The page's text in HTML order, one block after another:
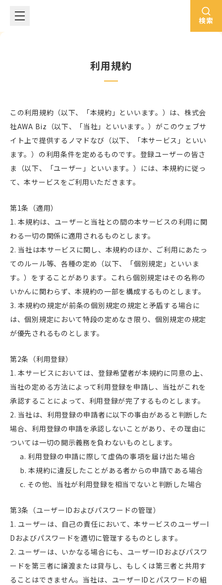
検索
利用規約
この利用規約（以下、「本規約」といいます。）は、株式会
社AWA Biz（以下、「当社」といいます。）がこのウェブサ
イト上で提供するノマドなび（以下、「本サービス」といい
ます。）の利用条件を定めるものです。登録ユーザーの皆さ
ま（以下、「ユーザー」といいます。）には、本規約に従っ
て、本サービスをご利用いただきます。
第1条（適用）
本規約は、ユーザーと当社との間の本サービスの利用に関
わる一切の関係に適用されるものとします。
当社は本サービスに関し、本規約のほか、ご利用にあたっ
てのルール等、各種の定め（以下、「個別規定」といいま
す。）をすることがあります。これら個別規定はその名称の
いかんに関わらず、本規約の一部を構成するものとします。
本規約の規定が前条の個別規定の規定と矛盾する場合に
は、個別規定において特段の定めなき限り、個別規定の規定
が優先されるものとします。
第2条（利用登録）
本サービスにおいては、登録希望者が本規約に同意の上、
当社の定める方法によって利用登録を申請し、当社がこれを
承認することによって、利用登録が完了するものとします。
当社は、利用登録の申請者に以下の事由があると判断した
場合、利用登録の申請を承認しないことがあり、その理由に
ついては一切の開示義務を負わないものとします。
利用登録の申請に際して虚偽の事項を届け出た場合
本規約に違反したことがある者からの申請である場合
その他、当社が利用登録を相当でないと判断した場合
第3条（ユーザーIDおよびパスワードの管理）
ユーザーは、自己の責任において、本サービスのユーザーI
Dおよびパスワードを適切に管理するものとします。
ユーザーは、いかなる場合にも、ユーザーIDおよびパスワ
ードを第三者に譲渡または貸与し、もしくは第三者と共用す
ることはできません。当社は、ユーザーIDとパスワードの組